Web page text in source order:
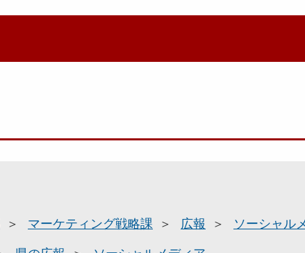
マーケティング戦略課 広報 ソーシャル